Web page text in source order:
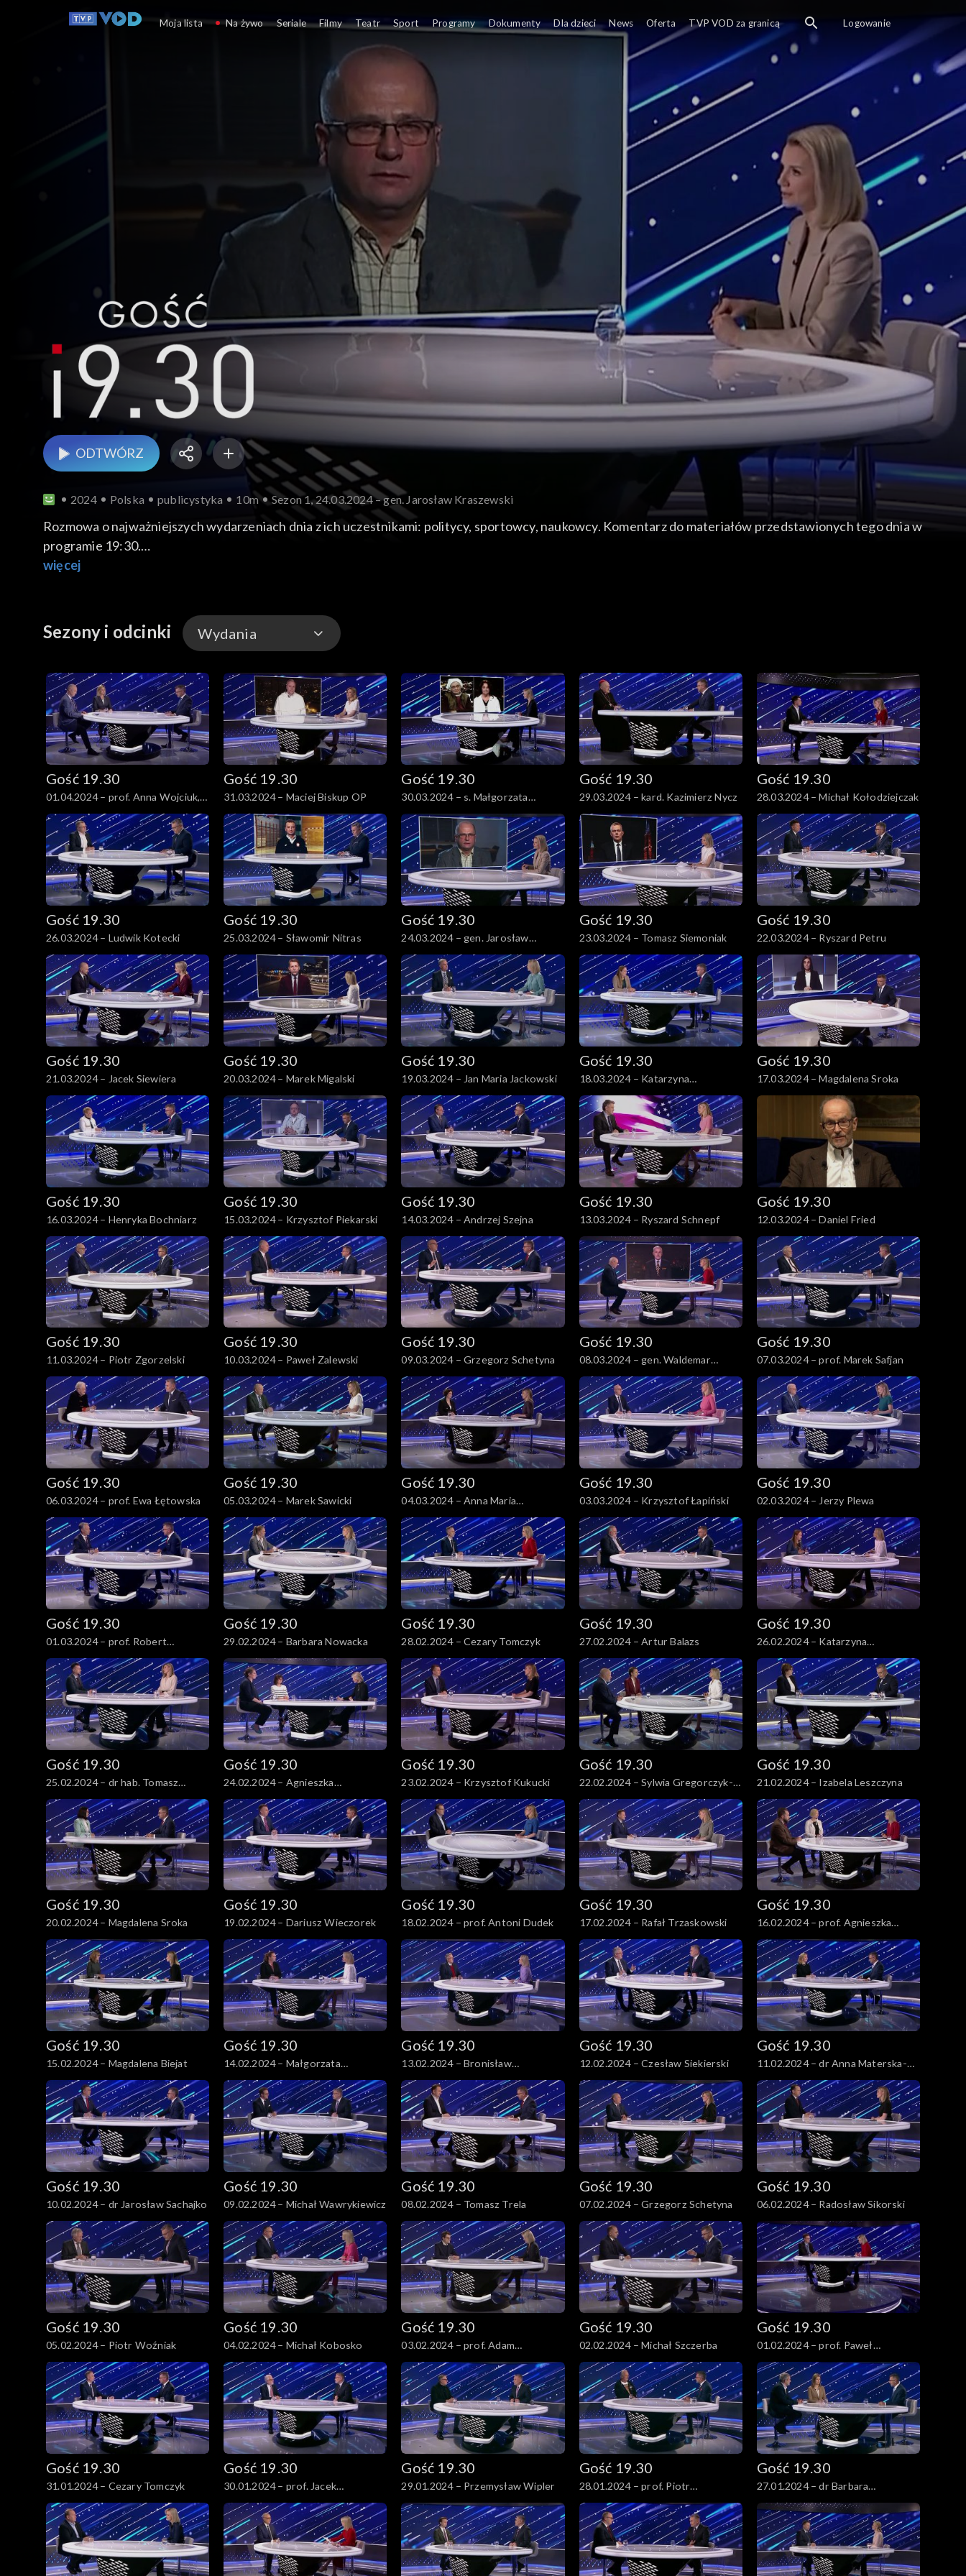
Gość 19.30
ODTWÓRZ
2024 Polska publicystyka 10m Sezon 1, 24.03.2024 – gen. Jarosław Kraszewski
Rozmowa o najważniejszych wydarzeniach dnia z ich uczestnikami: politycy, sportowcy, naukowcy. Komentarz do materiałów przedstawionych tego dnia w
programie 19:30.
więcej
Sezony i odcinki Wydania
Wydania
Gość 19.30
01.04.2024 – prof. Anna Wojciuk,
prof. Wawrzyniec Konarski
Gość 19.30
31.03.2024 – Maciej Biskup OP
Gość 19.30
30.03.2024 – s. Małgorzata
Chmielewska i Anna Dymna
Gość 19.30
29.03.2024 – kard. Kazimierz Nycz
Gość 19.30
28.03.2024 – Michał Kołodziejczak
Gość 19.30
26.03.2024 – Ludwik Kotecki
Gość 19.30
25.03.2024 – Sławomir Nitras
Gość 19.30
24.03.2024 – gen. Jarosław
Kraszewski
Gość 19.30
23.03.2024 – Tomasz Siemoniak
Gość 19.30
22.03.2024 – Ryszard Petru
Gość 19.30
21.03.2024 – Jacek Siewiera
Gość 19.30
20.03.2024 – Marek Migalski
Gość 19.30
19.03.2024 – Jan Maria Jackowski
Gość 19.30
18.03.2024 – Katarzyna
Pełczyńska-Nałęcz
Gość 19.30
17.03.2024 – Magdalena Sroka
Gość 19.30
16.03.2024 – Henryka Bochniarz
Gość 19.30
15.03.2024 – Krzysztof Piekarski
Gość 19.30
14.03.2024 – Andrzej Szejna
Gość 19.30
13.03.2024 – Ryszard Schnepf
Gość 19.30
12.03.2024 – Daniel Fried
Gość 19.30
11.03.2024 – Piotr Zgorzelski
Gość 19.30
10.03.2024 – Paweł Zalewski
Gość 19.30
09.03.2024 – Grzegorz Schetyna
Gość 19.30
08.03.2024 – gen. Waldemar
Skrzypczak i gen. Mieczysław
Bieniek
Gość 19.30
07.03.2024 – prof. Marek Safjan
Gość 19.30
06.03.2024 – prof. Ewa Łętowska
Gość 19.30
05.03.2024 – Marek Sawicki
Gość 19.30
04.03.2024 – Anna Maria
Żukowska
Gość 19.30
03.03.2024 – Krzysztof Łapiński
Gość 19.30
02.03.2024 – Jerzy Plewa
Gość 19.30
01.03.2024 – prof. Robert
Grzeszczak
Gość 19.30
29.02.2024 – Barbara Nowacka
Gość 19.30
28.02.2024 – Cezary Tomczyk
Gość 19.30
27.02.2024 – Artur Balazs
Gość 19.30
26.02.2024 – Katarzyna
Pełczyńska-Nałęcz
Gość 19.30
25.02.2024 – dr hab. Tomasz
Słomka
Gość 19.30
24.02.2024 – Agnieszka
Lichnerowicz i Anna Wacławik
Gość 19.30
23.02.2024 – Krzysztof Kukucki
Gość 19.30
22.02.2024 – Sylwia Gregorczyk-
Abram, Piotr Gąciarek
Gość 19.30
21.02.2024 – Izabela Leszczyna
Gość 19.30
20.02.2024 – Magdalena Sroka
Gość 19.30
19.02.2024 – Dariusz Wieczorek
Gość 19.30
18.02.2024 – prof. Antoni Dudek
Gość 19.30
17.02.2024 – Rafał Trzaskowski
Gość 19.30
16.02.2024 – prof. Agnieszka
Legucka i dr Piotr Łukasiewicz
Gość 19.30
15.02.2024 – Magdalena Biejat
Gość 19.30
14.02.2024 – Małgorzata
Paprocka
Gość 19.30
13.02.2024 – Bronisław
Komorowski
Gość 19.30
12.02.2024 – Czesław Siekierski
Gość 19.30
11.02.2024 – dr Anna Materska-
Sosnowska
Gość 19.30
10.02.2024 – dr Jarosław Sachajko
Gość 19.30
09.02.2024 – Michał Wawrykiewicz
Gość 19.30
08.02.2024 – Tomasz Trela
Gość 19.30
07.02.2024 – Grzegorz Schetyna
Gość 19.30
06.02.2024 – Radosław Sikorski
Gość 19.30
05.02.2024 – Piotr Woźniak
Gość 19.30
04.02.2024 – Michał Kobosko
Gość 19.30
03.02.2024 – prof. Adam
Gendźwiłł
Gość 19.30
02.02.2024 – Michał Szczerba
Gość 19.30
01.02.2024 – prof. Paweł
Wojciechowski
Gość 19.30
31.01.2024 – Cezary Tomczyk
Gość 19.30
30.01.2024 – prof. Jacek
Czaputowicz
Gość 19.30
29.01.2024 – Przemysław Wipler
Gość 19.30
28.01.2024 – prof. Piotr
Burczyński
Gość 19.30
27.01.2024 – dr Barbara
Brodzińska-Mirowska i prof.
Sławomir Sowiński
Moja lista Na żywo Seriale Filmy Teatr Sport Programy Dokumenty Dla dzieci News Oferta TVP VOD za granicą Logowanie